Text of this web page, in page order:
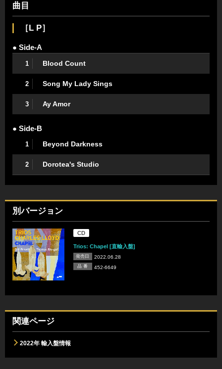
曲目
［L P］
● Side-A
1 Blood Count
2 Song My Lady Sings
3 Ay Amor
● Side-B
1 Beyond Darkness
2 Dorotea's Studio
別バージョン
CD
Trios: Chapel [直輸入盤]
発売日 2022.06.28
品 番 452-6649
関連ページ
2022年 輸入盤情報